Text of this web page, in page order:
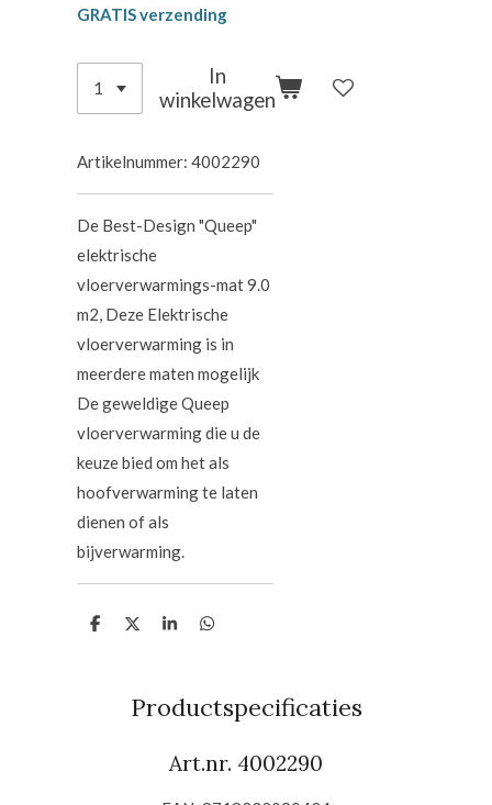
GRATIS verzending
In
winkelwagen
Artikelnummer: 4002290
De Best-Design "Queep"
elektrische
vloerverwarmings-mat 9.0
m2, Deze Elektrische
vloerverwarming is in
meerdere maten mogelijk
De geweldige Queep
vloerverwarming die u de
keuze bied om het als
hoofverwarming te laten
dienen of als
bijverwarming.
D
D
S
D
Productspecificaties
Art.nr. 4002290